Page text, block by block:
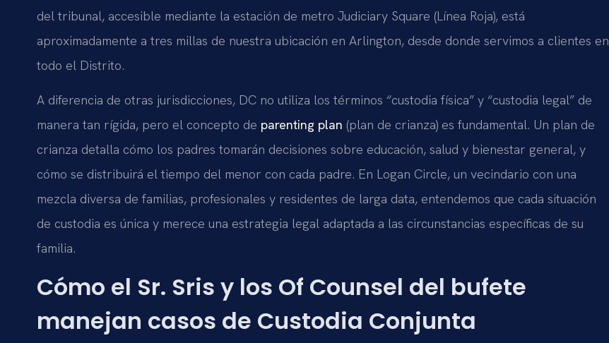
del tribunal, accesible mediante la estación de metro Judiciary Square (Línea Roja), está
aproximadamente a tres millas de nuestra ubicación en Arlington, desde donde servimos a clientes en
todo el Distrito.
A diferencia de otras jurisdicciones, DC no utiliza los términos “custodia física” y “custodia legal” de
manera tan rígida, pero el concepto de parenting plan (plan de crianza) es fundamental. Un plan de
crianza detalla cómo los padres tomarán decisiones sobre educación, salud y bienestar general, y
cómo se distribuirá el tiempo del menor con cada padre. En Logan Circle, un vecindario con una
mezcla diversa de familias, profesionales y residentes de larga data, entendemos que cada situación
de custodia es única y merece una estrategia legal adaptada a las circunstancias específicas de su
familia.
Cómo el Sr. Sris y los Of Counsel del bufete
manejan casos de Custodia Conjunta